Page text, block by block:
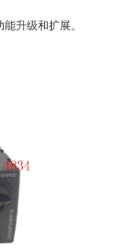
升级和扩展。